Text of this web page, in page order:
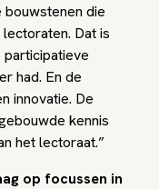
bouwstenen die
Dat is
had. En de
innovatie. De
kennis
het lectoraat.”
op focussen in